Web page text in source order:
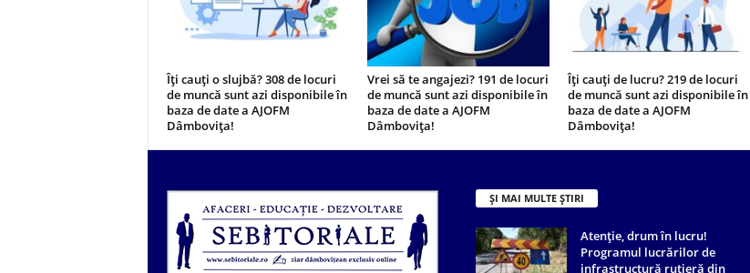
Îți cauți o slujbă? 308 de locuri
de muncă sunt azi disponibile în
baza de date a AJOFM
Dâmbovița!
Vrei să te angajezi? 191 de locuri
de muncă sunt azi disponibile în
baza de date a AJOFM
Dâmbovița!
Îți cauți de lucru? 219 de locuri
de muncă sunt azi disponibile în
baza de date a AJOFM
Dâmbovița!
ȘI MAI MULTE ȘTIRI
Atenție, drum în lucru!
Programul lucrărilor de
infrastructură rutieră din